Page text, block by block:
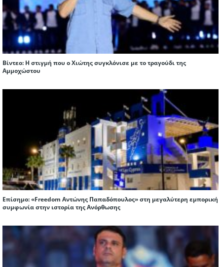
Βίντεο: Η στιγμή που ο Χιώτης συγκλόνισε με το τραγούδι της
Αμμοχώστου
Επίσημο: «Freedom Αντώνης Παπαδόπουλος» στη μεγαλύτερη εμπορική
συμφωνία στην ιστορία της Ανόρθωσης